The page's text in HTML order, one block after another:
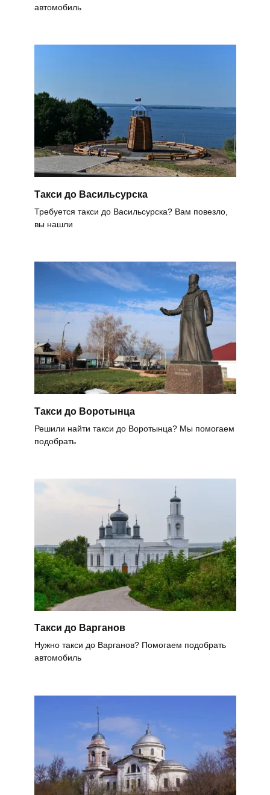
автомобиль
Такси до Васильсурска
Требуется такси до Васильсурска? Вам повезло,
вы нашли
Такси до Воротынца
Решили найти такси до Воротынца? Мы помогаем
подобрать
Такси до Варганов
Нужно такси до Варганов? Помогаем подобрать
автомобиль